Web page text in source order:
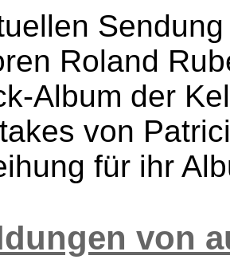
Roland
Album der
von
für ihr
von